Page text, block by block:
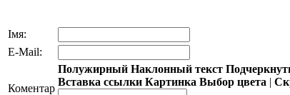
Імя:
E-Mail:
Коментар
Полужирный Наклонный текст
Вставка ссылки Картинка Выбор цвета |